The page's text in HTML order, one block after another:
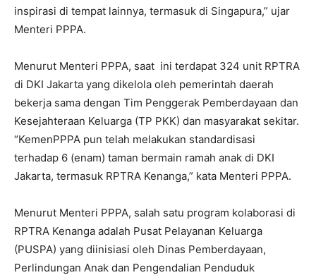
inspirasi di tempat lainnya, termasuk di Singapura,” ujar
Menteri PPPA.
Menurut Menteri PPPA, saat ini terdapat 324 unit RPTRA
di DKI Jakarta yang dikelola oleh pemerintah daerah
bekerja sama dengan Tim Penggerak Pemberdayaan dan
Kesejahteraan Keluarga (TP PKK) dan masyarakat sekitar.
“KemenPPPA pun telah melakukan standardisasi
terhadap 6 (enam) taman bermain ramah anak di DKI
Jakarta, termasuk RPTRA Kenanga,” kata Menteri PPPA.
Menurut Menteri PPPA, salah satu program kolaborasi di
RPTRA Kenanga adalah Pusat Pelayanan Keluarga
(PUSPA) yang diinisiasi oleh Dinas Pemberdayaan,
Perlindungan Anak dan Pengendalian Penduduk